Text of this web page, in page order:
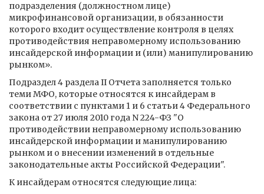
подразделения (должностном лице)
микрофинансовой организации, в обязанности
которого входит осуществление контроля в целях
противодействия неправомерному использованию
инсайдерской информации и (или) манипулированию
рынком».
Подраздел 4 раздела II Отчета заполняется только
теми МФО, которые относятся к инсайдерам в
соответствии с пунктами 1 и 6 статьи 4 Федерального
закона от 27 июля 2010 года N 224-ФЗ "О
противодействии неправомерному использованию
инсайдерской информации и манипулированию
рынком и о внесении изменений в отдельные
законодательные акты Российской Федерации".
К инсайдерам относятся следующие лица: